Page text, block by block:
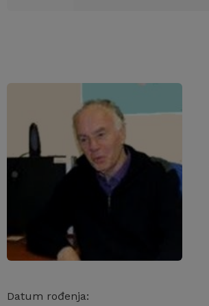
Datum rođenja: